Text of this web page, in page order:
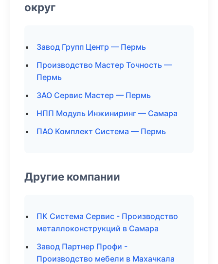
округ
Завод Групп Центр — Пермь
Производство Мастер Точность —
Пермь
ЗАО Сервис Мастер — Пермь
НПП Модуль Инжиниринг — Самара
ПАО Комплект Система — Пермь
Другие компании
ПК Система Сервис - Производство
металлоконструкций в Самара
Завод Партнер Профи -
Производство мебели в Махачкала